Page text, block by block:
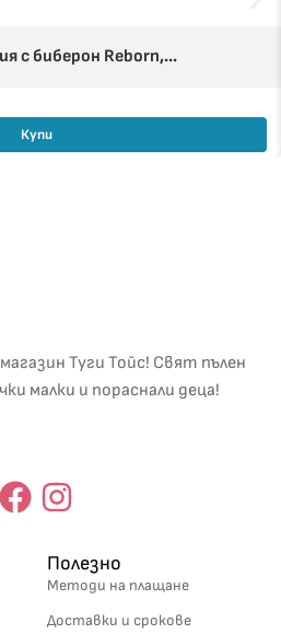
с биберон Reborn,...
Купи
Туги Тойс! Свят пълен
малки и пораснали деца!
Полезно
Методи на плащане
Доставки и срокове